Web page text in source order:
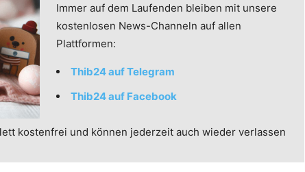
Immer auf dem Laufenden bleiben mit unsere
kostenlosen News-Channeln auf allen
Plattformen:
Thib24 auf Telegram
Thib24 auf Facebook
kostenfrei und können jederzeit auch wieder verlassen